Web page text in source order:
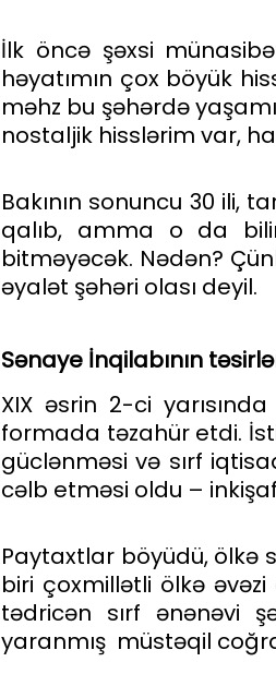
İlk öncə şəxsi
həyatımın çox böyük
məhz bu şəhərdə
nostaljik hisslərim var,
Bakının sonuncu 30 ili,
qalıb, amma o da
bitməyəcək. Nədən?
əyalət şəhəri olası deyil.
Sənaye İnqilabının təsirlə
XIX əsrin 2-ci
formada təzahür etdi.
güclənməsi və sırf
cəlb etməsi oldu –
Paytaxtlar böyüdü, ölkə
biri çoxmillətli ölkə
tədricən sırf ənənəvi
yaranmış müstəqil